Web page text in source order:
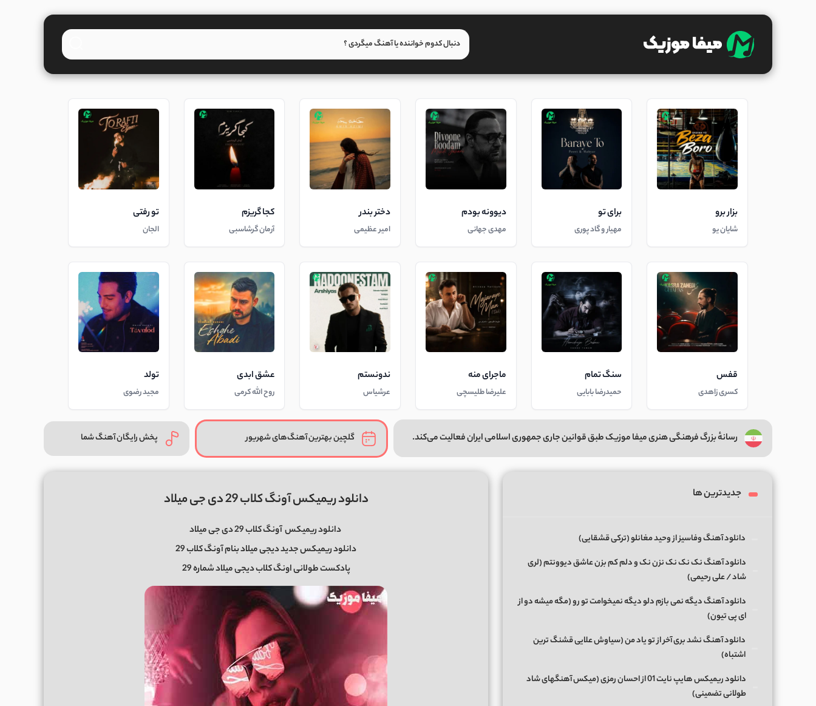
بزار برو
شایان یو
برای تو
مهیار و گاد پوری
دیوونه بودم
مهدی جهانی
دختر بندر
امیر عظیمی
کجا گریزم
آرمان گرشاسبی
تو رفتی
الجان
قفس
کسری زاهدی
سنگ تمام
حمیدرضا بابایی
ماجرای منه
علیرضا طلیسچی
ندونستم
عرشیاس
عشق ابدی
روح الله کرمی
تولد
مجید رضوی
رسانهٔ بزرگ فرهنگی هنری میفا موزیک طبق قوانین جاری جمهوری اسلامی ایران فعالیت می‌کند. گلچین بهترین آهنگ‌های شهریور پخش رایگان آهنگ شما
دانلود ریمیکس آونگ کلاب 29 دی جی میلاد
دانلود ریمیکسآونگ کلاب 29 دی جی میلاد
دانلود ریمیکس جدید دیجی میلاد بنام آونگ کلاب 29
پادکست طولانی اونگ کلاب دیجی میلاد شماره 29
جدیدترین ها
دانلود آهنگ وفاسیز از وحید مغانلو (ترکی قشقایی)
دانلود آهنگ نک نک نک نزن نک و دلم کم بزن عاشق دیوونتم (لری
شاد / علی رحیمی)
دانلود آهنگ دیگه نمی بازم دلو دیگه نمیخوامت تو رو (مگه میشه دو از
ای پی تیون)
دانلود آهنگ نشد بری آخر از تو یاد من (سیاوش علایی قشنگ ترین
اشتباه)
دانلود ریمیکس هایپ نایت 01 از احسان رمزی (میکس آهنگهای شاد
طولانی تضمینی)